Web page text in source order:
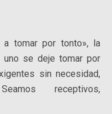
tomar por tonto», la
uno se deje tomar por
sin necesidad,
receptivos,